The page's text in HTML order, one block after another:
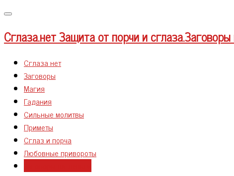
Меню
Сглаза.нетЗащита от порчи и
Сглаза нет
Заговоры
Магия
Гадания
Сильные молитвы
Приметы
Сглаз и порча
Любовные привороты